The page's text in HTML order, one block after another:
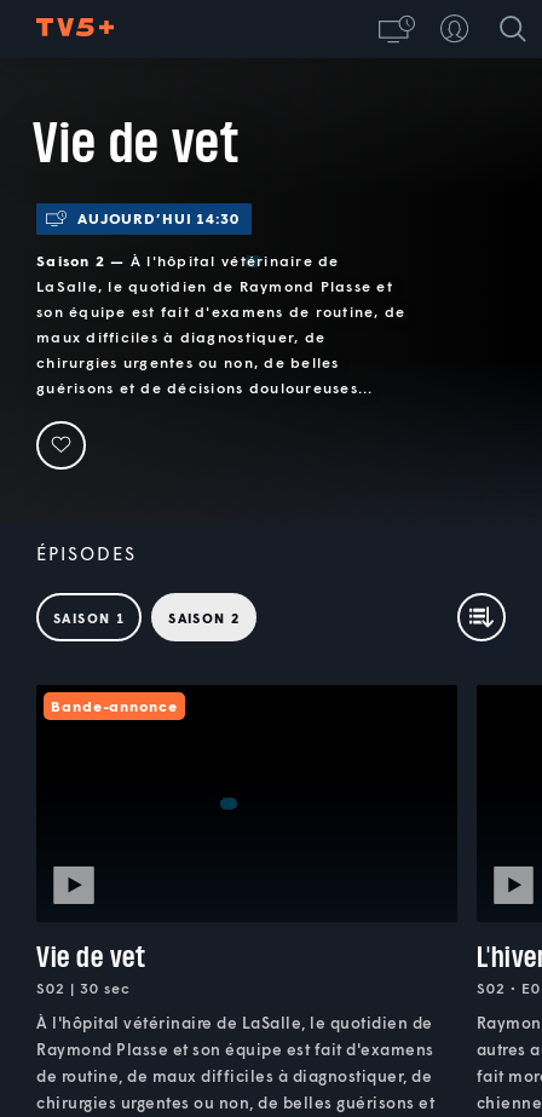
Vie de vet
AUJOURD’HUI 14:30
Saison 2 — À l'hôpital vétérinaire de
LaSalle, le quotidien de Raymond Plasse et
son équipe est fait d'examens de routine, de
maux difficiles à diagnostiquer, de
chirurgies urgentes ou non, de belles
guérisons et de décisions douloureuses...
ÉPISODES
SAISON 1 SAISON 2
Bande-annonce
Vie de vet
S02 | 30 sec
À l'hôpital vétérinaire de LaSalle, le quotidien de
Raymond Plasse et son équipe est fait d'examens
de routine, de maux difficiles à diagnostiquer, de
chirurgies urgentes ou non, de belles guérisons et
S02 •
autres
fait